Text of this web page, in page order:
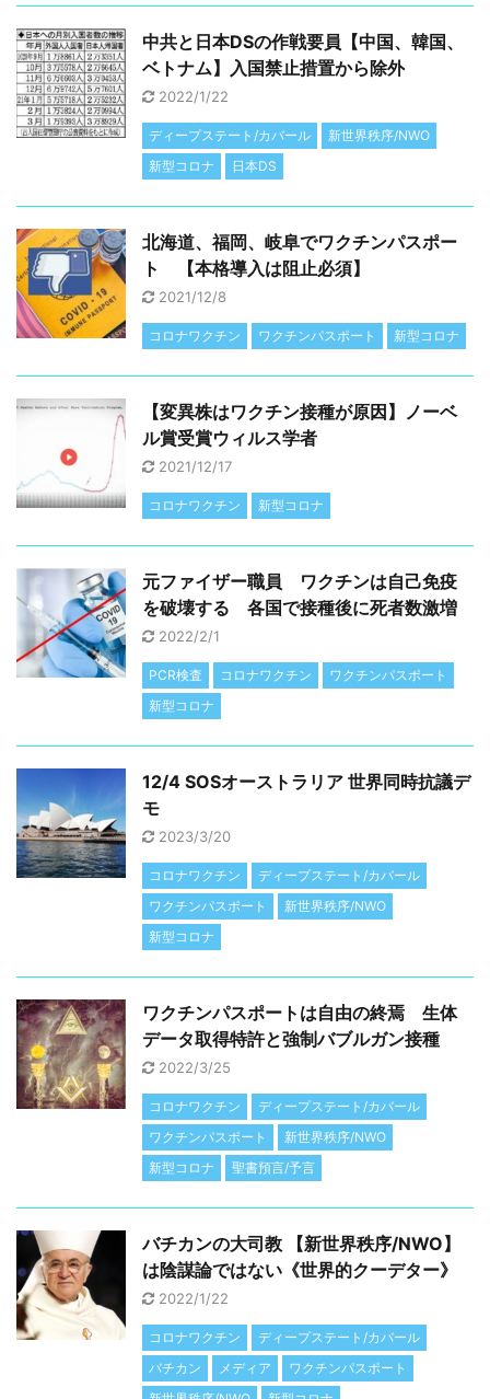
中共と日本DSの作戦要員【中国、韓国、
ベトナム】入国禁止措置から除外
2022/1/22
ディープステート/カバール
新世界秩序/NWO
新型コロナ
日本DS
北海道、福岡、岐阜でワクチンパスポー
ト 【本格導入は阻止必須】
2021/12/8
コロナワクチン ワクチンパスポート 新型コロナ
【変異株はワクチン接種が原因】ノーベ
ル賞受賞ウィルス学者
2021/12/17
コロナワクチン 新型コロナ
元ファイザー職員 ワクチンは自己免疫
を破壊する 各国で接種後に死者数激増
2022/2/1
PCR検査 コロナワクチン
ワクチンパスポート
新型コロナ
12/4 SOSオーストラリア 世界同時抗議デ
モ
2023/3/20
コロナワクチン
ディープステート/カバール
ワクチンパスポート
新世界秩序/NWO
新型コロナ
ワクチンパスポートは自由の終焉 生体
データ取得特許と強制バブルガン接種
2022/3/25
コロナワクチン
ディープステート/カバール
ワクチンパスポート
新世界秩序/NWO
新型コロナ
聖書預言/予言
バチカンの大司教 【新世界秩序/NWO】
は陰謀論ではない《世界的クーデター》
2022/1/22
コロナワクチン
ディープステート/カバール
バチカン
メディア
ワクチンパスポート